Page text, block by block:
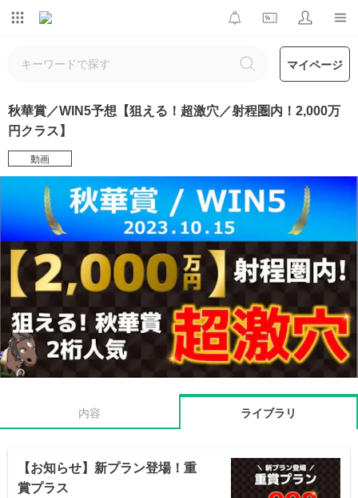
マイページ
秋華賞／WIN5予想【狙える！超激穴／射程圏内！2,000万
円クラス】
動画
内容 ライブラリ
【お知らせ】新プラン登場！重
賞プラス